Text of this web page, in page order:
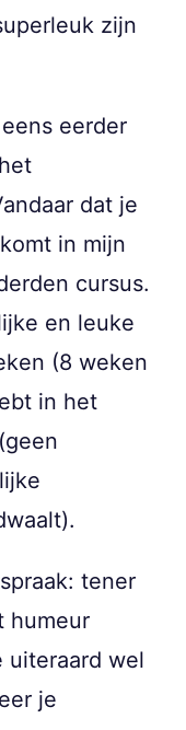
zijn
eerder
dat je
in mijn
cursus.
en leuke
(8 weken
in het
tener
humeur
uiteraard wel
je